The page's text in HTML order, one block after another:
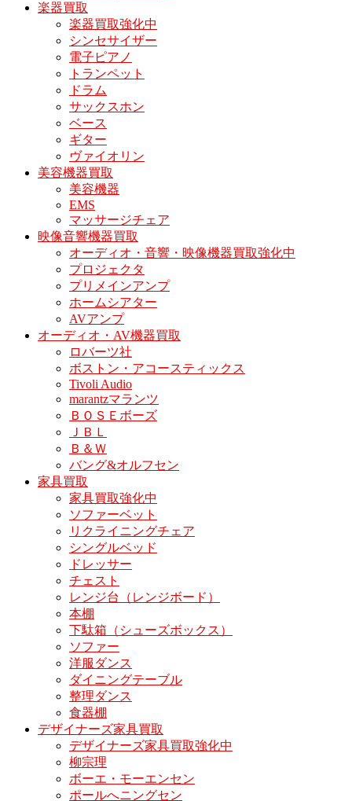
楽器買取
楽器買取強化中
シンセサイザー
電子ピアノ
トランペット
ドラム
サックスホン
ベース
ギター
ヴァイオリン
美容機器買取
美容機器
EMS
マッサージチェア
映像音響機器買取
オーディオ・音響・映像機器買取強化中
プロジェクタ
プリメインアンプ
ホームシアター
AVアンプ
オーディオ・AV機器買取
ロバーツ社
ボストン・アコースティックス
Tivoli Audio
marantzマランツ
ＢＯＳＥボーズ
ＪＢＬ
Ｂ＆Ｗ
バング&オルフセン
家具買取
家具買取強化中
ソファーベット
リクライニングチェア
シングルベッド
ドレッサー
チェスト
レンジ台（レンジボード）
本棚
下駄箱（シューズボックス）
ソファー
洋服ダンス
ダイニングテーブル
整理ダンス
食器棚
デザイナーズ家具買取
デザイナーズ家具買取強化中
柳宗理
ボーエ・モーエンセン
ポールへニングセン